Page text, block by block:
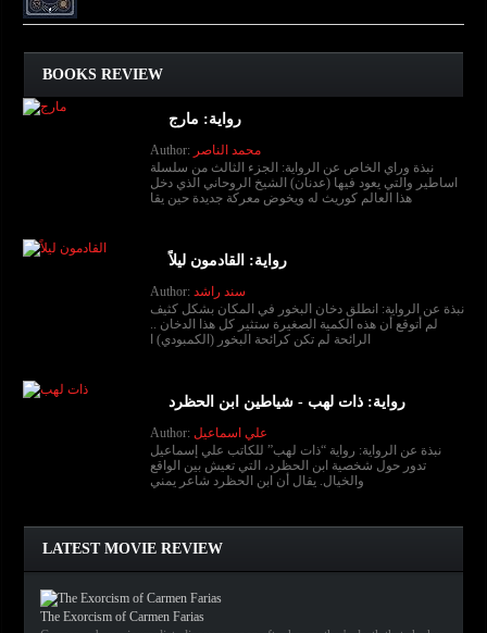
BOOKS REVIEW
رواية: مارج
Author: محمد الناصر
نبذة وراي الخاص عن الرواية: الجزء الثالث من سلسلة
اساطير والتي يعود فيها (عدنان) الشيخ الروحاني الذي دخل
هذا العالم كوريث له ويخوض معركة جديدة حين يقا
رواية: القادمون ليلاً
Author: سند راشد
نبذة عن الرواية: انطلق دخان البخور في المكان بشكل كثيف
لم أتوقع أن هذه الكمية الصغيرة ستثير كل هذا الدخان ..
الرائحة لم تكن كرائحة البخور (الكمبودي) ا
رواية: ذات لهب - شياطين ابن الحظرد
Author: علي اسماعيل
نبذة عن الرواية: رواية “ذات لهب” للكاتب علي إسماعيل
تدور حول شخصية ابن الحظرد، التي تعيش بين الواقع
والخيال. يقال أن ابن الحظرد شاعر يمني
LATEST MOVIE REVIEW
The Exorcism of Carmen Farias